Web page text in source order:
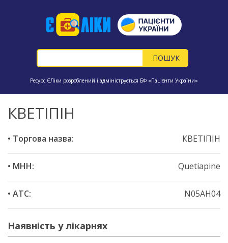
Ресурс ЄЛіки розроблений і адмініструється БФ «Пацієнти України»
КВЕТІПІН
• Торгова назва: КВЕТІПІН
• МНН: Quetiapine
• ATC: N05AH04
Наявність у лікарнях